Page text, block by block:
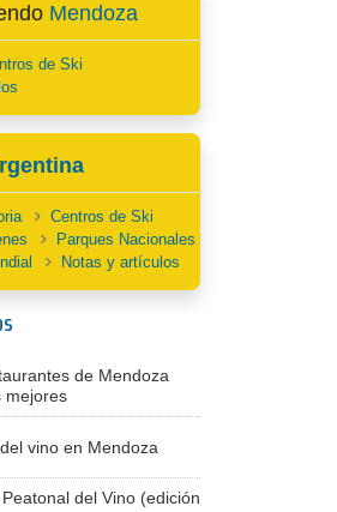
Mendoza
de Ski
Centros de Ski
Parques Nacionales
Notas y artículos
de Mendoza
mejores
vino en Mendoza
del Vino (edición